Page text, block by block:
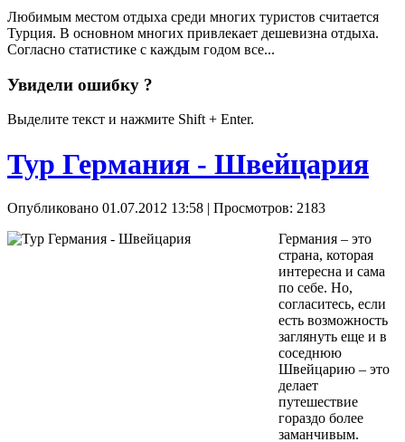
Любимым местом отдыха среди многих туристов считается
Турция. В основном многих привлекает дешевизна отдыха.
Согласно статистике с каждым годом все...
Увидели ошибку ?
Выделите текст и нажмите Shift + Enter.
Тур Германия - Швейцария
Опубликовано 01.07.2012 13:58 | Просмотров: 2183
Германия – это
страна, которая
интересна и сама
по себе. Но,
согласитесь, если
есть возможность
заглянуть еще и в
соседнюю
Швейцарию – это
делает
путешествие
гораздо более
заманчивым.